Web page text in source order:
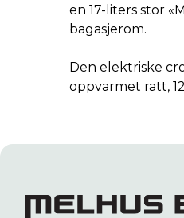
en 17-liters stor
bagasjerom.
Den elektriske
oppvarmet ratt,